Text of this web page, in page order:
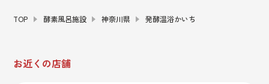
TOP 酵素風呂施設 神奈川県 発酵温浴かいち
お近くの店舗